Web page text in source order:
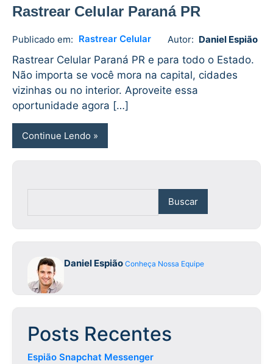
Rastrear Celular Paraná PR
Publicado em: Rastrear Celular Autor: Daniel Espião
Daniel
Espião
No
comments
Rastrear Celular Paraná PR e para todo o Estado.
Não importa se você mora na capital, cidades
vizinhas ou no interior. Aproveite essa
oportunidade agora […]
Continue Lendo
Buscar
Daniel Espião Conheça Nossa Equipe
Posts Recentes
Espião Snapchat Messenger